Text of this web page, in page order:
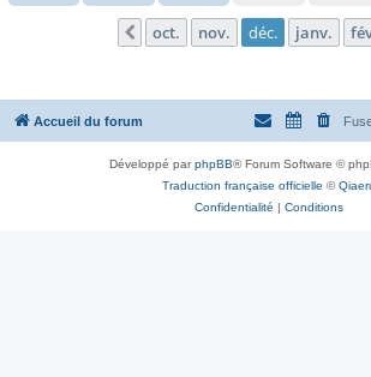
Précédent
oct. nov. déc. janv.
Accueil du forum
Développé parphpBB® Forum Software ©
Traduction française officielle ©
Confidentialité | Conditions